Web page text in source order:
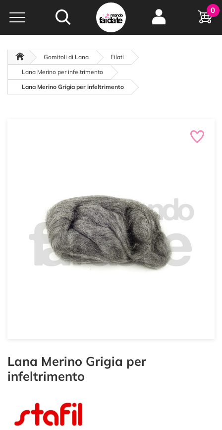
Hobby e
creatività...
oltre 15 anni online
0
Gomitoli di Lana
Filati
Lana Merino per infeltrimento
Lana Merino Grigia per infeltrimento
Lana Merino Grigia per
infeltrimento